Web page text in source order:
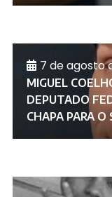
7 de agosto
MIGUEL
DEPUTADO
CHAPA PARA O